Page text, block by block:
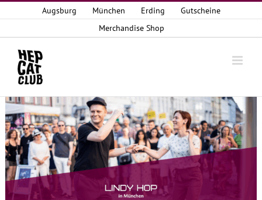
Inhalt
springen
Augsburg München Erding
Gutscheine
Merchandise Shop